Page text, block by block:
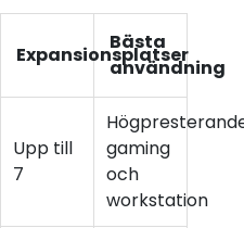
Expansionsplatser
Bästa
användning
Upp till
7
gaming
och
workstation